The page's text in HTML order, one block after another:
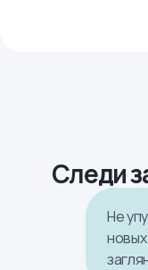
Следи
Не